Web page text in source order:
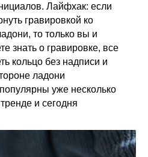
Лайфхак: если
гравировкой ко
то только вы и
знать о гравировке, все
кольцо без надписи и
ладони
уже несколько
и сегодня